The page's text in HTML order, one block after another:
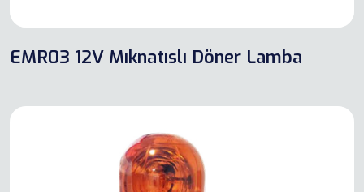
EMR03 12V Mıknatıslı Döner Lamba